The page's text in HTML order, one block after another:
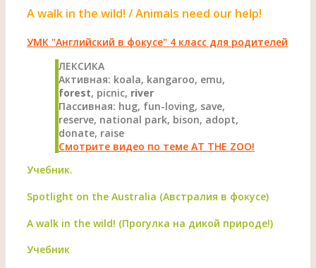
A walk in the wild! / Animals need our help!
УМК "Английский в фокусе" 4 класс для родителей
ЛЕКСИКА
Активная: koala, kangaroo, emu,
forest, picnic, river
Пассивная: hug, fun-loving, save,
reserve, national park, bison, adopt,
donate, raise
Смотрите видео по теме AT THE ZOO!
Учебник.
Spotlight on the Australia (Австралия в фокусе)
A walk in the wild! (Прогулка на дикой природе!)
Учебник